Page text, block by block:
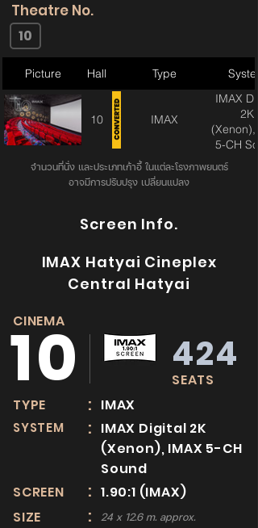
Theatre No.
10
Picture Hall Type System
10 IMAX
IMAX
2K
5-CH
จำนวนที่นั่ง และประเภทเก้าอี้ ในแต่ละโรงภาพยนตร์
อาจมีการปรับปรุง เปลี่ยนแปลง
Screen Info.
IMAX Hatyai Cineplex
Central Hatyai
10
CINEMA
TYPE
SYSTEM
SCREEN
:
:
:
IMAX
IMAX Digital 2K
(Xenon), IMAX 5-CH
Sound
1.90:1 (IMAX)
SEATS
424
SIZE : 24 x 12.6 m. approx.